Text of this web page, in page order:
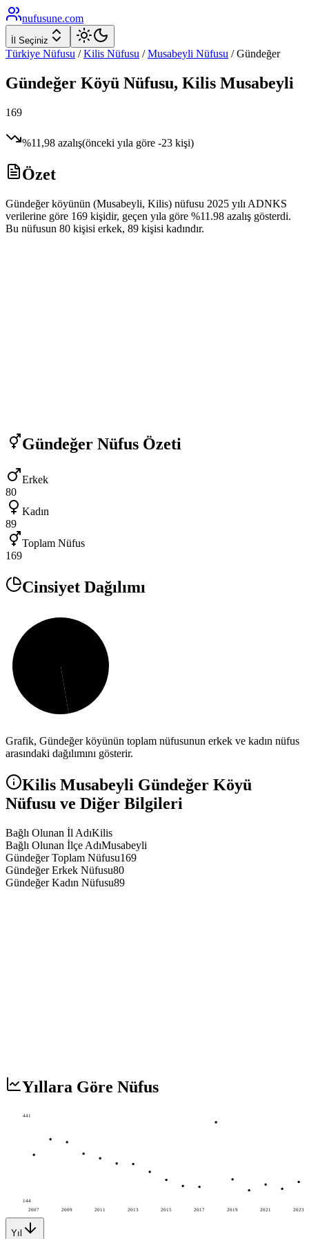
nufusune.com
İl Seçiniz
Türkiye Nüfusu / Kilis Nüfusu / Musabeyli Nüfusu /Gündeğer
Gündeğer Köyü Nüfusu, Kilis Musabeyli
169
%11,98 azalış(önceki yıla göre -23 kişi)
Özet
Gündeğer köyünün (Musabeyli, Kilis) nüfusu 2025 yılı ADNKS
verilerine göre 169 kişidir, geçen yıla göre %11.98 azalış gösterdi.
Bu nüfusun 80 kişisi erkek, 89 kişisi kadındır.
Gündeğer Nüfus Özeti
Erkek
80
Kadın
89
Toplam Nüfus
169
Cinsiyet Dağılımı
Grafik, Gündeğerköyünün toplam nüfusunun erkek ve kadın nüfus
arasındaki dağılımını gösterir.
Kilis Musabeyli Gündeğer Köyü
Nüfusu ve Diğer Bilgileri
Bağlı Olunan İl AdıKilis
Bağlı Olunan İlçe AdıMusabeyli
Gündeğer Toplam Nüfusu169
Gündeğer Erkek Nüfusu80
Gündeğer Kadın Nüfusu89
Yıllara Göre Nüfus
2007 2009 2011 2013 2015 2017 2019 2021 2023
441
144
Yıl